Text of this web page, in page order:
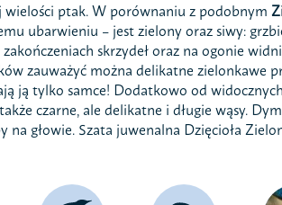
wielości ptak. W porównaniu z podobnym
ubarwieniu – jest zielony oraz siwy:
skrzydeł oraz na ogonie
zauważyć można delikatne zielonkawe
ją tylko samce! Dodatkowo od
czarne, ale delikatne i długie wąsy.
na głowie. Szata juwenalna Dzięcioła